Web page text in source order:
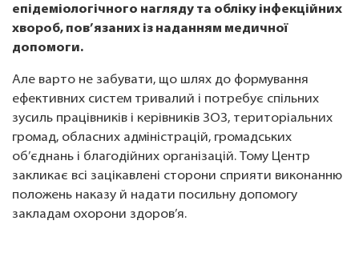
епідеміологічного нагляду та обліку інфекційних
хвороб, пов’язаних із наданням медичної
допомоги.
Але варто не забувати, що шлях до формування
ефективних систем тривалий і потребує спільних
зусиль працівників і керівників ЗОЗ, територіальних
громад, обласних адміністрацій, громадських
об’єднань і благодійних організацій. Тому Центр
закликає всі зацікавлені сторони сприяти виконанню
положень наказу й надати посильну допомогу
закладам охорони здоров’я.